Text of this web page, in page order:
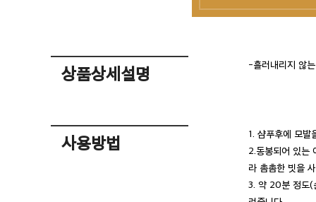
상품상세설명 -흘러내리지 않
사용방법
1. 샴푸후에 모발
2.동봉되어 있는
라 촘촘한 빗을
3. 약 20분 정도(